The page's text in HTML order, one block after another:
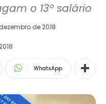
o 13º salário
de 2018
WhatsApp